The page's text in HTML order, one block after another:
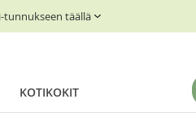
täällä
KOTIKOKIT